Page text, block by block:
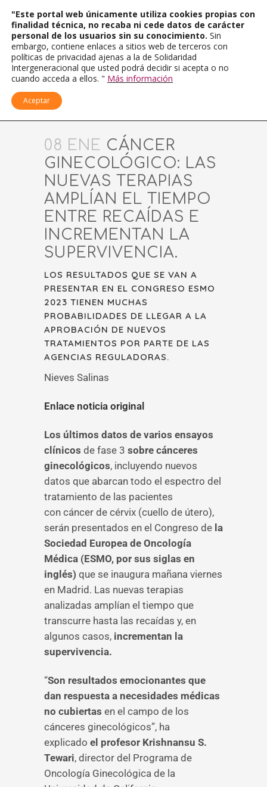
08 ENE CÁNCER
GINECOLÓGICO: LAS
NUEVAS TERAPIAS
AMPLÍAN EL TIEMPO
ENTRE RECAÍDAS E
INCREMENTAN LA
SUPERVIVENCIA.
LOS RESULTADOS QUE SE VAN A
PRESENTAR EN EL CONGRESO ESMO
2023 TIENEN MUCHAS
PROBABILIDADES DE LLEGAR A LA
APROBACIÓN DE NUEVOS
TRATAMIENTOS POR PARTE DE LAS
AGENCIAS REGULADORAS.
Nieves Salinas
Enlace noticia original
Los últimos datos de varios ensayos
clínicos de fase 3 sobre cánceres
ginecológicos, incluyendo nuevos
datos que abarcan todo el espectro del
tratamiento de las pacientes
con cáncer de cérvix (cuello de útero),
serán presentados en el Congreso de la
Sociedad Europea de Oncología
Médica (ESMO, por sus siglas en
inglés) que se inaugura mañana viernes
en Madrid. Las nuevas terapias
analizadas amplían el tiempo que
transcurre hasta las recaídas y, en
algunos casos, incrementan la
supervivencia.
“Son resultados emocionantes que
dan respuesta a necesidades médicas
no cubiertas en el campo de los
cánceres ginecológicos”, ha
explicado el profesor Krishnansu S.
Tewari, director del Programa de
Oncología Ginecológica de la
"Este portal web únicamente utiliza cookies propias con
finalidad técnica, no recaba ni cede datos de carácter
personal de los usuarios sin su conocimiento. Sin
embargo, contiene enlaces a sitios web de terceros con
políticas de privacidad ajenas a la de Solidaridad
Intergeneracional que usted podrá decidir si acepta o no
cuando acceda a ellos. " Más información
Aceptar